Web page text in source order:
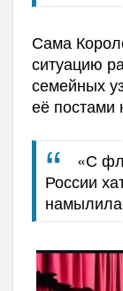
Сама
ситуацию
семейных
её постами
«С
России